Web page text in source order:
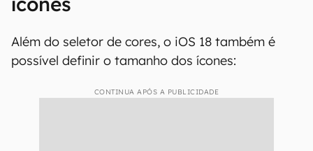
Além do seletor de cores, o iOS 18 também é
possível definir o tamanho dos ícones:
CONTINUA APÓS A PUBLICIDADE